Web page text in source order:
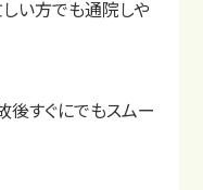
しい方でも通院しや
後すぐにでもスムー